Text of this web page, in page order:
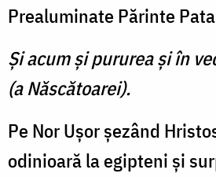
Prealumi­nate Părinte
Şi acum şi pururea şi în
(a Născătoarei).
Pe Nor Uşor şezând
odinioară la egipteni şi